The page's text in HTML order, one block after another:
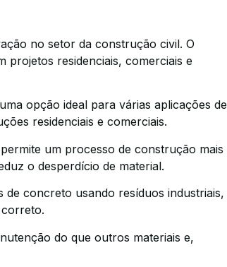
no setor da construção civil. O
projetos residenciais, comerciais e
opção ideal para várias aplicações de
residenciais e comerciais.
um processo de construção mais
o desperdício de material.
concreto usando resíduos industriais,
do que outros materiais e,